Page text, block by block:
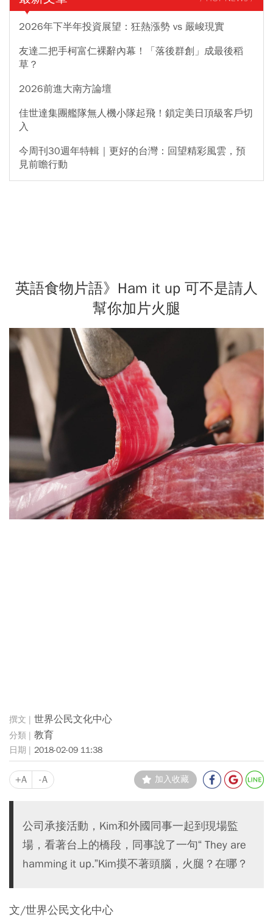
2026年下半年投資展望：狂熱漲勢 vs 嚴峻現實
友達二把手柯富仁裸辭內幕！「落後群創」成最後稻
草？
2026前進大南方論壇
佳世達集團艦隊無人機小隊起飛！鎖定美日頂級客戶切
入
今周刊30週年特輯｜更好的台灣：回望精彩風雲，預
見前瞻行動
英語食物片語》Ham it up 可不是請人
幫你加片火腿
世界公民文化中心
教育
2018-02-09 11:38
+A -A 加入收藏
公司承接活動，Kim和外國同事一起到現場監
場，看著台上的橋段，同事說了一句“ They are
hamming it up.”Kim摸不著頭腦，火腿？在哪？
文/世界公民文化中心